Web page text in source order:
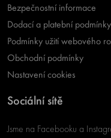
Bezpečnostní informace
Dodací a platební podmínky
Podmínky užití webového
Obchodní podmínky
Nastavení cookies
Sociální sítě
Jsme na Facebooku a